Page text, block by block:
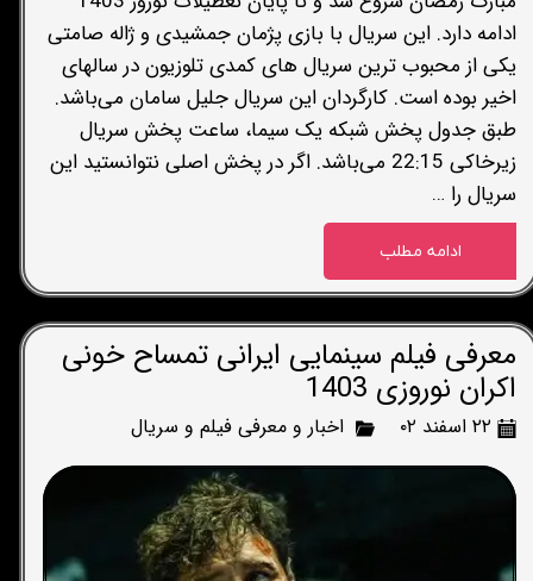
ادامه دارد. این سریال با بازی پژمان جمشیدی و ژاله صامتی
یکی از محبوب ترین سریال های کمدی تلوزیون در سالهای
اخیر بوده است. کارگردان این سریال جلیل سامان می‌باشد.
طبق جدول پخش شبکه یک سیما، ساعت پخش سریال
زیرخاکی 22:15 می‌باشد. اگر در پخش اصلی نتوانستید این
سریال را …
ادامه مطلب
معرفی فیلم سینمایی ایرانی تمساح خونی
اکران نوروزی 1403
۲۲ اسفند ۰۲ اخبار و معرفی فیلم و سریال